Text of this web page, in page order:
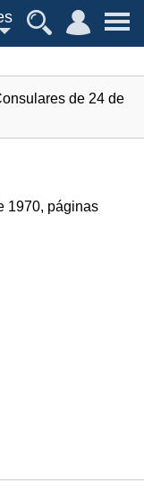
de 24 de
1970, páginas